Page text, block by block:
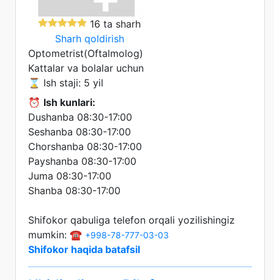
16 ta sharh
Sharh qoldirish
Optometrist(Oftalmolog)
Kattalar va bolalar uchun
⌛ Ish staji: 5 yil
⏰ Ish kunlari:
Dushanba 08:30-17:00
Seshanba 08:30-17:00
Chorshanba 08:30-17:00
Payshanba 08:30-17:00
Juma 08:30-17:00
Shanba 08:30-17:00
Shifokor qabuliga telefon orqali yozilishingiz
mumkin: ☎️ +998-78-777-03-03
Shifokor haqida batafsil